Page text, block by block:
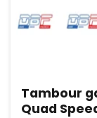
Tambour
Quad